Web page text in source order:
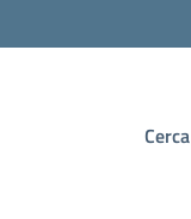
Cerca